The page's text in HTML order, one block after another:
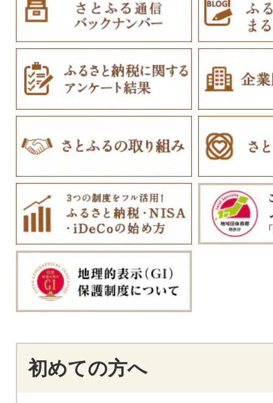
初めての方へ